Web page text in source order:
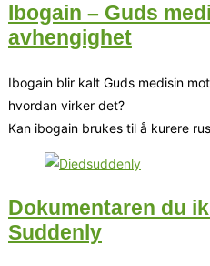
Ibogain – Guds
avhengighet
Ibogain blir kalt Guds medisin
hvordan virker det?
Kan ibogain brukes til å kurere
Dokumentaren du
Suddenly